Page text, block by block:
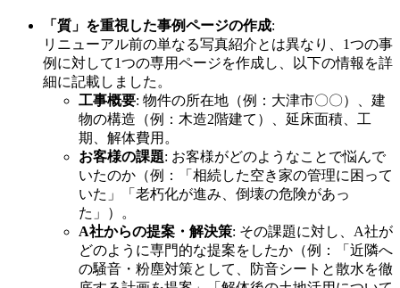
「質」を重視した事例ページの作成:
リニューアル前の単なる写真紹介とは異なり、1つの事
例に対して1つの専用ページを作成し、以下の情報を詳
細に記載しました。
工事概要: 物件の所在地（例：大津市〇〇）、建
物の構造（例：木造2階建て）、延床面積、工
期、解体費用。
お客様の課題: お客様がどのようなことで悩んで
いたのか（例：「相続した空き家の管理に困って
いた」「老朽化が進み、倒壊の危険があっ
た」）。
A社からの提案・解決策: その課題に対し、A社が
どのように専門的な提案をしたか（例：「近隣へ
の騒音・粉塵対策として、防音シートと散水を徹